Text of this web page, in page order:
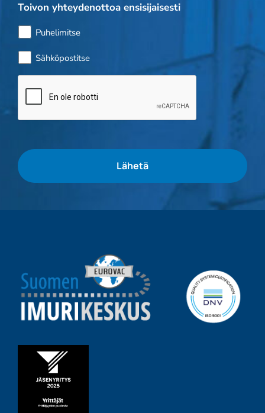
Toivon yhteydenottoa ensisijaisesti
Puhelimitse
Sähköpostitse